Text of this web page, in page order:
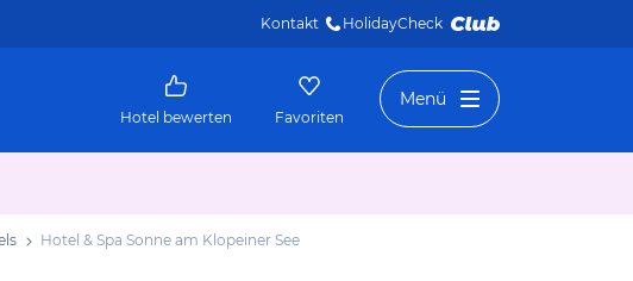
Kontakt HolidayCheck
Hotel bewerten Favoriten
Menü
Hotel & Spa Sonne am Klopeiner See